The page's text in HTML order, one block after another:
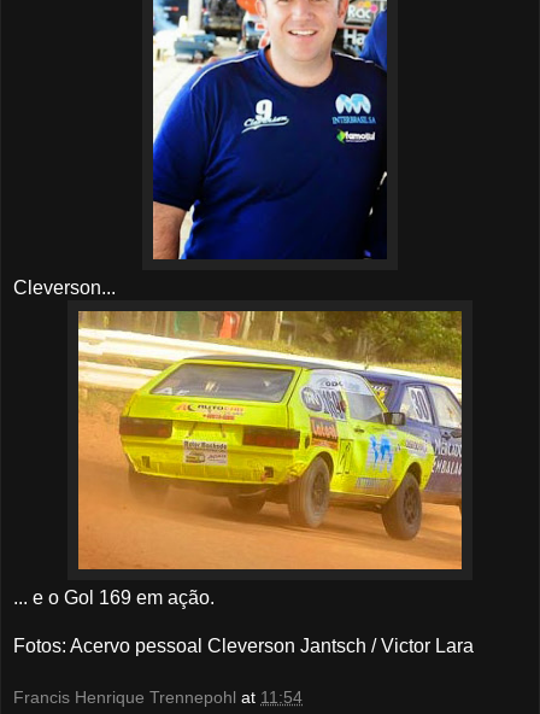
Cleverson...
... e o Gol 169 em ação.
Fotos: Acervo pessoal Cleverson Jantsch / Victor Lara
Francis Henrique Trennepohl at 11:54